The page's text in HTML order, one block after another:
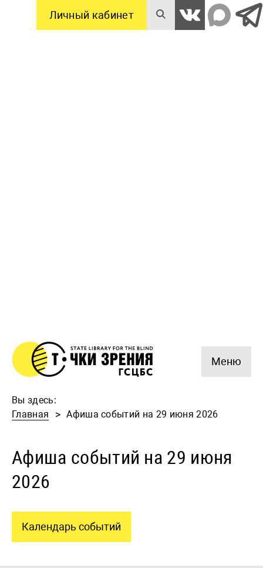
Меню
Личный кабинет
Вы здесь:
Главная
Афиша событий на 29 июня 2026
Афиша событий на 29 июня
2026
Календарь событий